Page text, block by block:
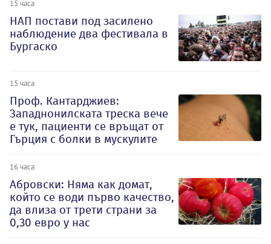
15 часа
НАП постави под засилено
наблюдение два фестивала в
Бургаско
15 часа
Проф. Кантарджиев:
Западнонилската треска вече
е тук, пациенти се връщат от
Гърция с болки в мускулите
16 часа
Абровски: Няма как домат,
който се води първо качество,
да влиза от трети страни за
0,30 евро у нас